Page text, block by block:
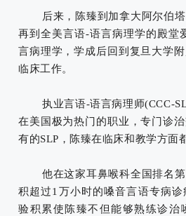
后来，陈臻到加拿大阿尔伯
再到全美言语-语言病理学的殿堂
言病理学，学成后回到复旦大学
临床工作。
执业言语-语言病理师(CCC-
在美国极为热门的职业，专门诊
有的SLP， 陈臻在临床和教学方面
他在这家耳鼻喉科全国排名
积超过1万小时的嗓音言语专病
验积累使陈臻不但能够熟练诊治